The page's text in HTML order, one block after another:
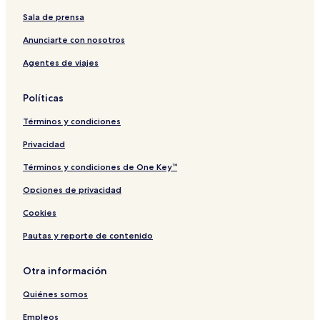
r
a
n
i
,
U
g
a
n
I
n
i
i
o
s
p
i
a
i
y
t
u
R
s
t
&
S
p
U
n
g
s
b
y
K
a
a
n
o
s
p
t
l
Sala de prensa
Anunciarte con nosotros
Agentes de viajes
Políticas
Términos y condiciones
Privacidad
Términos y condiciones de One Key™
Opciones de privacidad
Cookies
Pautas y reporte de contenido
Otra información
Quiénes somos
Empleos